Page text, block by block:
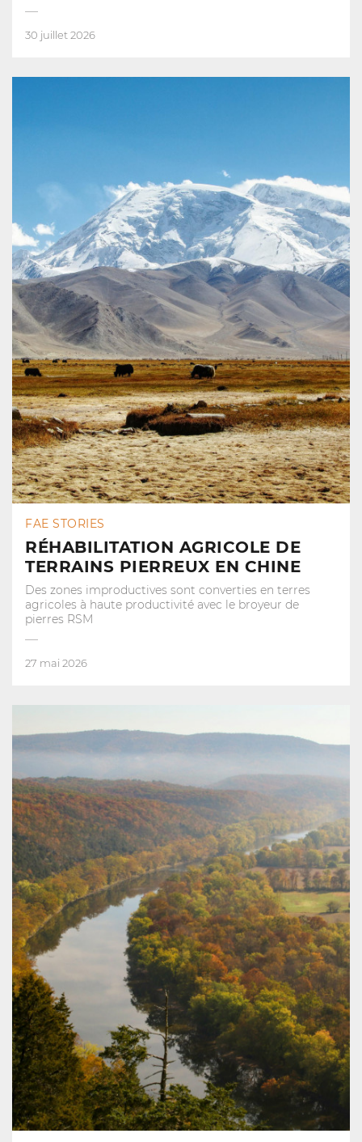
30 juillet 2026
FAE STORIES
RÉHABILITATION AGRICOLE DE
TERRAINS PIERREUX EN CHINE
Des zones improductives sont converties en terres
agricoles à haute productivité avec le broyeur de
pierres RSM
27 mai 2026